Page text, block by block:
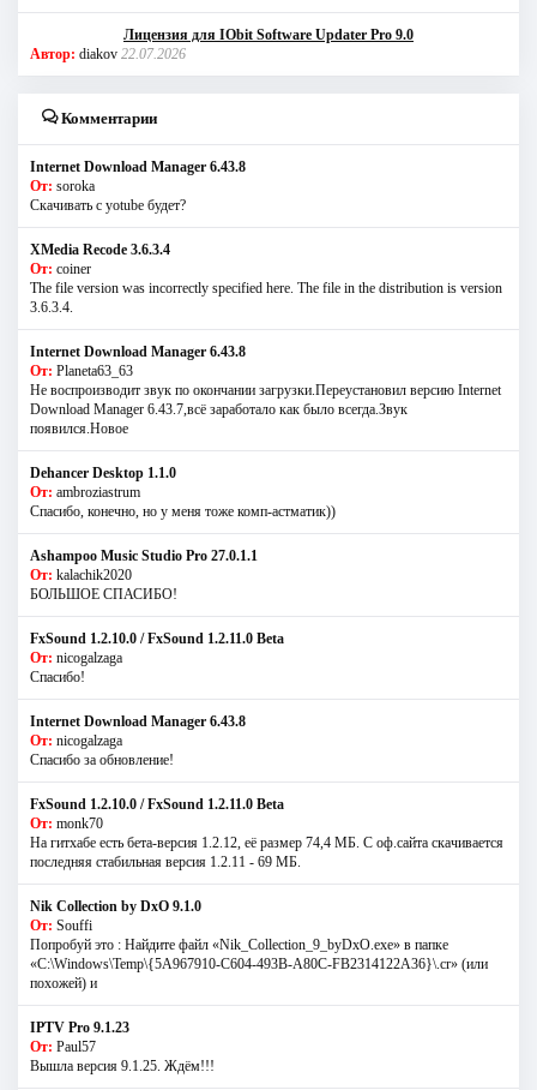
Лицензия для IObit Software Updater Pro 9.0
Автор: diakov 22.07.2026
Комментарии
Internet Download Manager 6.43.8
От: soroka
Скачивать с yotube будет?
XMedia Recode 3.6.3.4
От: coiner
The file version was incorrectly specified here. The file in the distribution is version
3.6.3.4.
Internet Download Manager 6.43.8
От: Planeta63_63
Не воспроизводит звук по окончании загрузки.Переустановил версию Internet
Download Manager 6.43.7,всё заработало как было всегда.Звук
появился.Новое
Dehancer Desktop 1.1.0
От: ambroziastrum
Спасибо, конечно, но у меня тоже комп-астматик))
Ashampoo Music Studio Pro 27.0.1.1
От: kalachik2020
БОЛЬШОЕ СПАСИБО!
FxSound 1.2.10.0 / FxSound 1.2.11.0 Beta
От: nicogalzaga
Спасибо!
Internet Download Manager 6.43.8
От: nicogalzaga
Спасибо за обновление!
FxSound 1.2.10.0 / FxSound 1.2.11.0 Beta
От: monk70
На гитхабе есть бета-версия 1.2.12, её размер 74,4 МБ. С оф.сайта скачивается
последняя стабильная версия 1.2.11 - 69 МБ.
Nik Collection by DxO 9.1.0
От: Souffi
Попробуй это : Найдите файл «Nik_Collection_9_byDxO.exe» в папке
«C:\Windows\Temp\{5A967910-C604-493B-A80C-FB2314122A36}\.cr» (или
похожей) и
IPTV Pro 9.1.23
От: Paul57
Вышла версия 9.1.25. Ждём!!!